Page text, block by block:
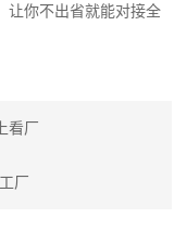
让你不出省就能对接全
看厂
厂